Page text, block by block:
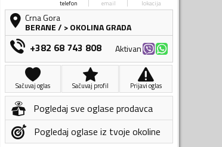
telefon email lokacija
Crna Gora
BERANE/ > OKOLINA GRADA
+382 68 743 808 Aktivan
Sačuvaj oglas Sačuvaj profil Prijavi oglas
Pogledaj sve oglase prodavca
Pogledaj oglase iz tvoje okoline